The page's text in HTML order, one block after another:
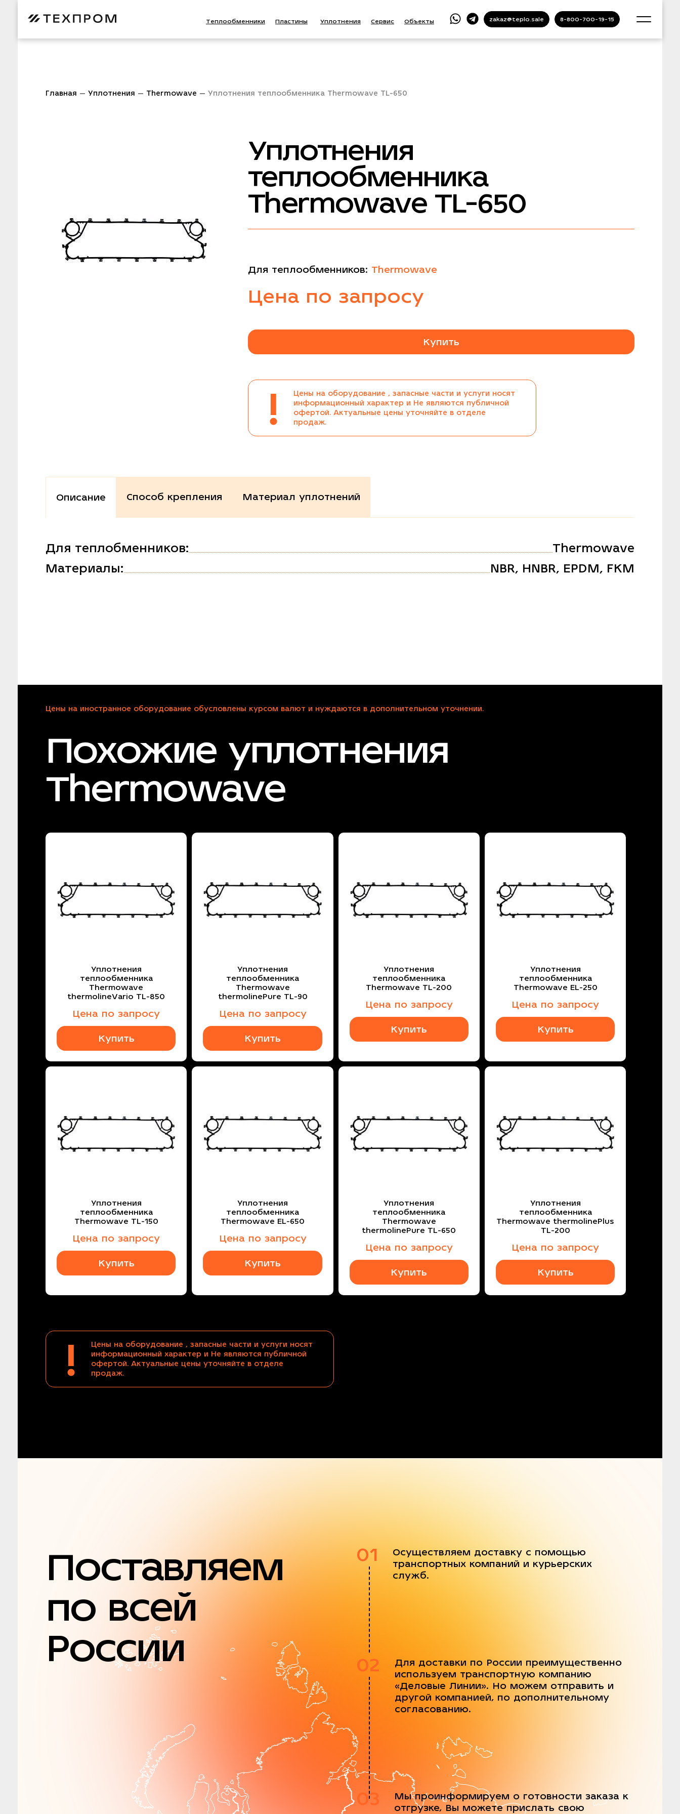
Теплообменники Пластины Уплотнения Сервис Объекты zakaz@teplo.sale 8-800-700-19-15
Главная Уплотнения Thermowave Уплотнения теплообменника Thermowave TL-650
Уплотнения
теплообменника
Thermowave TL-650
Для теплообменников: Thermowave
Цена по запросу
Купить
!
Цены на оборудование , запасные части и услуги носят
информационный характер и Не являются публичной
офертой. Актуальные цены уточняйте в отделе
продаж.
Описание Способ крепления Материал уплотнений
Для теплобменников:
Thermowave
Материалы:
NBR, HNBR, EPDM, FKM
Цены на иностранное оборудование обусловлены курсом валют и нуждаются в дополнительном уточнении.
Похожие уплотнения
Thermowave
Уплотнения
теплообменника
Thermowave
thermolineVario TL-850
Цена по запросу
Купить
Уплотнения
теплообменника
Thermowave
thermolinePure TL-90
Цена по запросу
Купить
Уплотнения
теплообменника
Thermowave TL-200
Цена по запросу
Купить
Уплотнения
теплообменника
Thermowave EL-250
Цена по запросу
Купить
Уплотнения
теплообменника
Thermowave TL-150
Цена по запросу
Купить
Уплотнения
теплообменника
Thermowave EL-650
Цена по запросу
Купить
Уплотнения
теплообменника
Thermowave
thermolinePure TL-650
Цена по запросу
Купить
Уплотнения
теплообменника
Thermowave thermolinePlus
TL-200
Цена по запросу
Купить
!
Цены на оборудование , запасные части и услуги носят
информационный характер и Не являются публичной
офертой. Актуальные цены уточняйте в отделе
продаж.
Поставляем
по всей
России
01
Осуществляем доставку с помощью
транспортных компаний и курьерских
служб.
02
Для доставки по России преимущественно
используем транспортную компанию
«Деловые Линии». Но можем отправить и
другой компанией, по дополнительному
согласованию.
03
Мы проинформируем о готовности заказа к
отгрузке, Вы можете прислать свою